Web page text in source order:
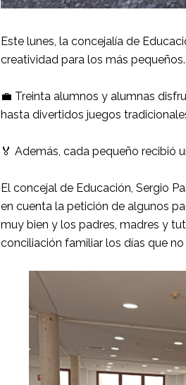
Este lunes, la concejalía de
creatividad para los más pequeños.
💼 Treinta alumnos y alumnas
hasta divertidos juegos
🏅 Además, cada pequeño recibió
El concejal de Educación, Sergio
en cuenta la petición de algunos
muy bien y los padres, madres y
conciliación familiar los días que no